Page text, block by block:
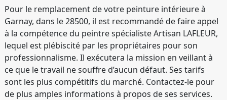
Pour le remplacement de votre peinture intérieure à
Garnay, dans le 28500, il est recommandé de faire appel
à la compétence du peintre spécialiste Artisan LAFLEUR,
lequel est plébiscité par les propriétaires pour son
professionnalisme. Il exécutera la mission en veillant à
ce que le travail ne souffre d’aucun défaut. Ses tarifs
sont les plus compétitifs du marché. Contactez-le pour
de plus amples informations à propos de ses services.